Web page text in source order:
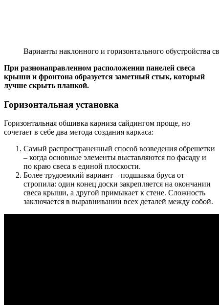
Варианты наклонного и горизонтального обустройства
При разнонаправленном расположении панелей свеса
крыши и фронтона образуется заметный стык, который
лучше скрыть планкой.
Горизонтальная установка
Горизонтальная обшивка карниза сайдингом проще, но
сочетает в себе два метода создания каркаса:
Самый распространенный способ возведения обрешетки
– когда основные элементы выставляются по фасаду и
по краю свеса в единой плоскости.
Более трудоемкий вариант – подшивка бруса от
стропила: один конец доски закрепляется на окончании
свеса крыши, а другой примыкает к стене. Сложность
заключается в выравнивании всех деталей между собой.